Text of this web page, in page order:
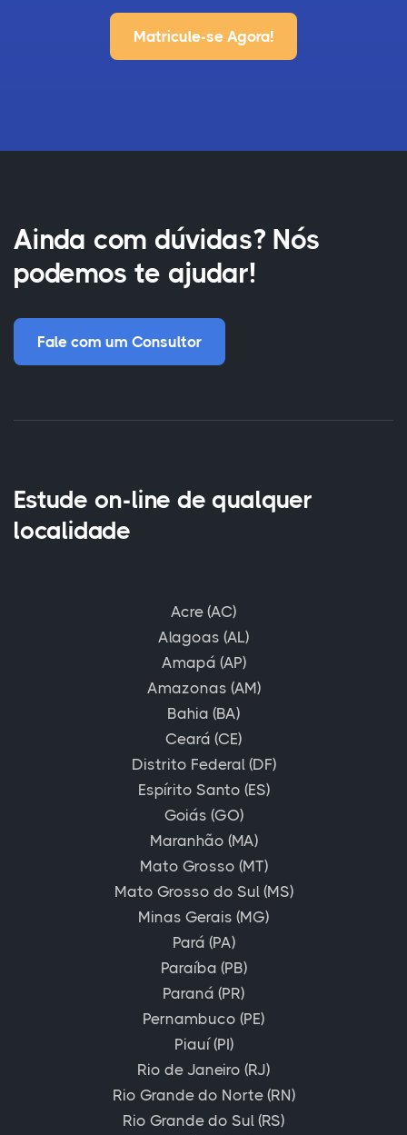
Matricule-se Agora!
Ainda com dúvidas? Nós
podemos te ajudar!
Fale com um Consultor
Estude on-line de qualquer
localidade
Acre (AC)
Alagoas (AL)
Amapá (AP)
Amazonas (AM)
Bahia (BA)
Ceará (CE)
Distrito Federal (DF)
Espírito Santo (ES)
Goiás (GO)
Maranhão (MA)
Mato Grosso (MT)
Mato Grosso do Sul (MS)
Minas Gerais (MG)
Pará (PA)
Paraíba (PB)
Paraná (PR)
Pernambuco (PE)
Piauí (PI)
Rio de Janeiro (RJ)
Rio Grande do Norte (RN)
Rio Grande do Sul (RS)